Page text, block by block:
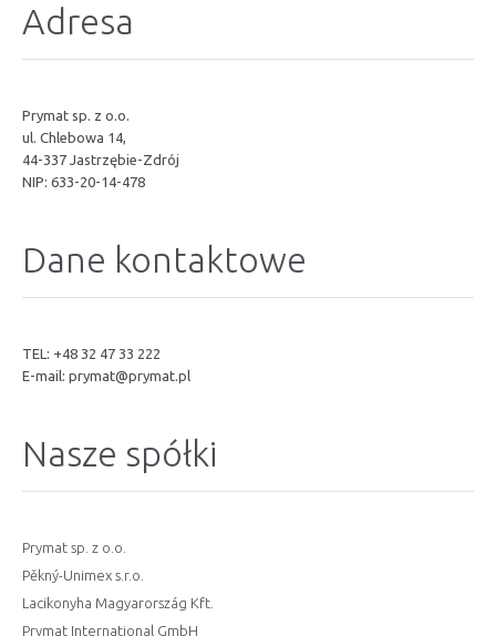
Adresa
Prymat sp. z o.o.
ul. Chlebowa 14,
44-337 Jastrzębie-Zdrój
NIP: 633-20-14-478
Dane kontaktowe
TEL: +48 32 47 33 222
E-mail: prymat@prymat.pl
Nasze spółki
Prymat sp. z o.o.
Pěkný-Unimex s.r.o.
Lacikonyha Magyarország Kft.
Prymat International GmbH